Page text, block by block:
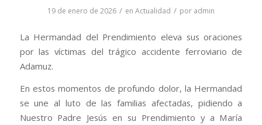
19 de enero de 2026 / en Actualidad / por admin
La Hermandad del Prendimiento eleva sus oraciones
por las víctimas del trágico accidente ferroviario de
Adamuz.
En estos momentos de profundo dolor, la Hermandad
se une al luto de las familias afectadas, pidiendo a
Nuestro Padre Jesús en su Prendimiento y a María